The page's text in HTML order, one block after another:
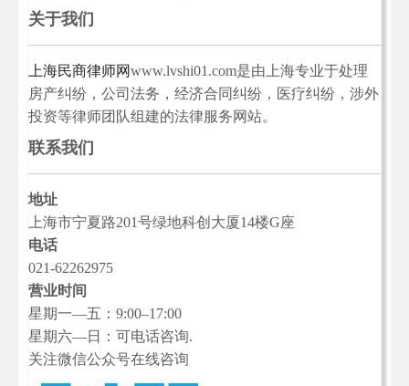
关于我们
上海民商律师网www.lvshi01.com是由上海专业于处理
房产纠纷，公司法务，经济合同纠纷，医疗纠纷，涉外
投资等律师团队组建的法律服务网站。
联系我们
地址
上海市宁夏路201号绿地科创大厦14楼G座
电话
021-62262975
营业时间
星期一—五：9:00–17:00
星期六—日：可电话咨询.
关注微信公众号在线咨询